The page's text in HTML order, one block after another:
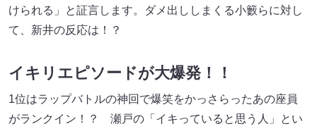
けられる」と証言します。ダメ出ししまくる小籔らに対し
て、新井の反応は！？
イキリエピソードが大爆発！！
1位はラップバトルの神回で爆笑をかっさらったあの座員
がランクイン！？ 瀬戸の「イキっていると思う人」とい